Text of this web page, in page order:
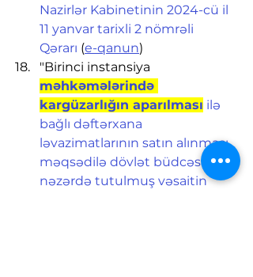
Nazirlər Kabinetinin 2024-cü il
11 yanvar tarixli 2 nömrəli
Qərarı (e-qanun)
"Birinci instansiya
məhkəmələrində
kargüzarlığın aparılması ilə
bağlı dəftərxana
ləvazimatlarının satın alınması
məqsədilə dövlət büdcəsində
nəzərdə tutulmuş vəsaitin